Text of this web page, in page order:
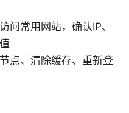
问常用网站，确认IP、
点、清除缓存、重新登